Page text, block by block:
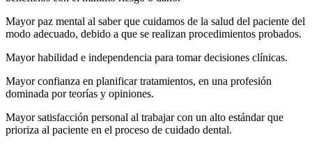
Mayor paz mental al saber que cuidamos de la salud del paciente del
modo adecuado, debido a que se realizan procedimientos probados.
Mayor habilidad e independencia para tomar decisiones clínicas.
Mayor confianza en planificar tratamientos, en una profesión
dominada por teorías y opiniones.
Mayor satisfacción personal al trabajar con un alto estándar que
prioriza al paciente en el proceso de cuidado dental.